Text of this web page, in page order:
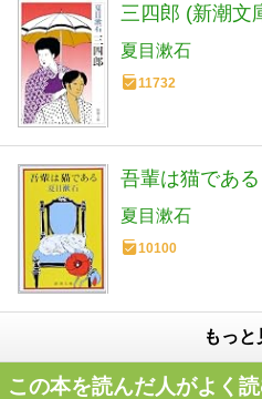
三四郎 (新潮文
夏目漱石
11732
吾輩は猫であ
夏目漱石
10100
もっと
この本を読んだ人がよく